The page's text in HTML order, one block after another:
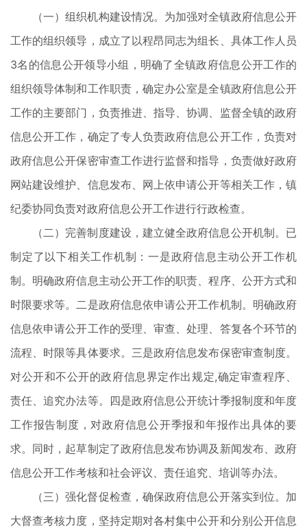
（一）组织机构建设情况。为加强对全镇政府信息公开
工作的组织领导，成立了以程昂同志为组长、具体工作人员
3名的信息公开领导小组，明确了全镇政府信息公开工作的
组织领导体制和工作职责，确定办公室是全镇政府信息公开
工作的主要部门，负责推进、指导、协调、监督全镇的政府
信息公开工作，确定了专人负责政府信息公开工作，负责对
政府信息公开保密审查工作进行监督和指导，负责做好政府
网站建设维护、信息发布、网上依申请公开等相关工作，镇
纪委协同负责对政府信息公开工作进行行政检查。
（二）完善制度建设，建立健全政府信息公开机制。已
制定了以下相关工作机制：一是政府信息主动公开工作机
制。明确政府信息主动公开工作的职责、程序、公开方式和
时限要求等。二是政府信息依申请公开工作机制。明确政府
信息依申请公开工作的受理、审查、处理、答复各个环节的
流程、时限等具体要求。三是政府信息发布保密审查制度。
对公开和不公开的政府信息界定作出规定,确定审查程序、
责任、追究办法等。四是政府信息公开统计季报制度和年度
工作报告制度，对政府信息公开季报和年报作出具体的要
求。同时，起草制定了政府信息发布协调及新闻发布、政府
信息公开工作考核和社会评议、责任追究、培训等办法。
（三）强化督促检查，确保政府信息公开落实到位。加
大督查考核力度，坚持定期对各村集中公开和分别公开信息